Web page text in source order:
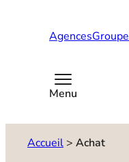
AgencesGroupe
Menu
Accueil > Achat